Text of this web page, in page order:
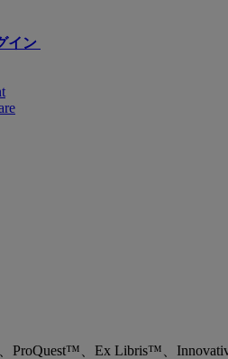
イン
ProQuest™、Ex Libris™、